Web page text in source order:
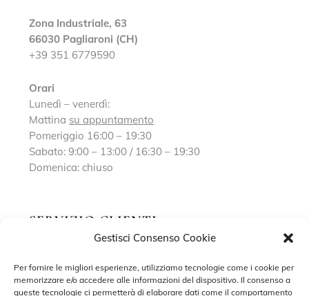
Gestisci Consenso Cookie
Per fornire le migliori esperienze, utilizziamo tecnologie come i cookie per
memorizzare e/o accedere alle informazioni del dispositivo. Il consenso a
queste tecnologie ci permetterà di elaborare dati come il comportamento
Zona Industriale, 63
66030 Pagliaroni (CH)
+39 351 6779590
Orari
Lunedì – venerdì:
Mattina su appuntamento
Pomeriggio 16:00 – 19:30
Sabato: 9:00 – 13:00 / 16:30 – 19:30
Domenica: chiuso
SERVIZIO CLIENTI
Contatti